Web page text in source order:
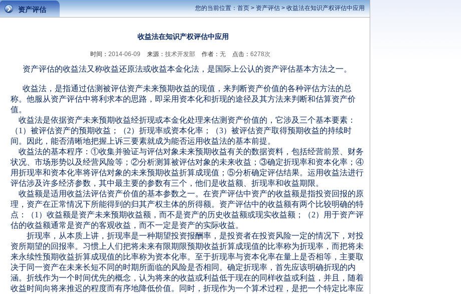
您的当前位置：首页>资产评估>收益法在知识产权评估中应用
资产评估
收益法在知识产权评估中应用
时间： 2014-06-09 来源： 技术开发部 作者： 无 点击： 6278次
资产评估的收益法又称收益还原法或收益本金化法，是国际上公认的资产评估基本方法之一。
收益法，是指通过估测被评估资产未来预期收益的现值，来判断资产价值的各种评估方法的总
称。他服从资产评估中将利求本的思路，即采用资本化和折现的途径及其方法来判断和估算资产价
值。
收益法是依据资产未来预期收益经折现或本金化处理来估测资产价值的，它涉及三个基本要素：
（1 ）被评估资产的预期收益；（2）折现率或资本化率；（3）被评估资产取得预期收益的持续时
间。因此，能否清晰地把握上诉三要素就成为能否运用收益法的基本前提。
收益法的基本程序：①收集并验证与评估对象未来预期收益有关的数据资料，包括经营前景、财务
状况、市场形势以及经营风险等；②分析测算被评估对象的未来收益；③确定折现率和资本化率；④
用折现率和资本化率将评估对象的未来预期收益折算成现值；⑤分析确定评估结果。运用收益法进行
评估涉及许多经济参数，其中最主要的参数有三个，他们是收益额、折现率和收益期限。
收益额是适用收益法评估资产价值的基本参数之一。在资产评估中资产的收益额是指投资回报的原
理，资产在正常情况下所能得到的归其产权主体的所得额。资产评估中的收益额有两个比较明确的特
点：（1 ）收益额是资产未来预期收益额，而不是资产的历史收益额或现实收益额；（2）用于资产评
估的收益额通常是资产的客观收益，而不一定是资产的实际收益。
折现率，从本质上讲，折现率是一种期望投资报酬率，是投资者在投资风险一定的情况下，对投
资所期望的回报率。习惯上人们把将未来有限期限预期收益折算成现值的比率称为折现率，而把将未
来永续性预期收益折算成现值的比率称为资本化率。至于折现率与资本化率在量上是否相等，主要取
决于同一资产在未来长短不同的时期所面临的风险是否相同。确定折现率，首先应该明确折现的内
涵。折线作为一个时间优先的概念，认为将来的收益或利益低于现在的同样收益或利益，并且，随着
收益时间向将来推迟的程度而有序地降低价值。同时，折现作为一个算术过程，是把一个特定比率应